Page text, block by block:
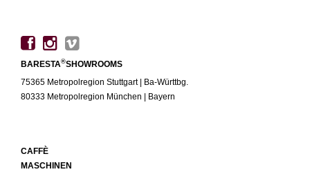
BARESTA®SHOWROOMS
75365 Metropolregion Stuttgart | Ba-Württbg.
80333 Metropolregion München | Bayern
CAFFÈ
MASCHINEN